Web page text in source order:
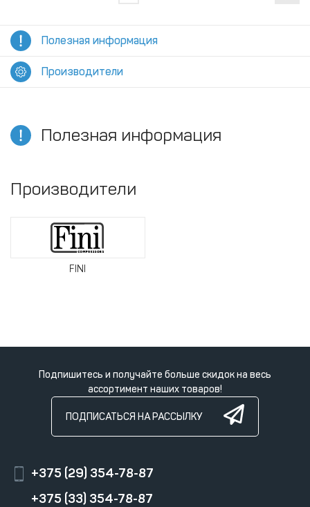
Полезная информация
Производители
Полезная информация
Производители
FINI
Подпишитесь и получайте больше скидок на весь
ассортимент наших товаров!
ПОДПИСАТЬСЯ НА РАССЫЛКУ
+375 (29) 354-78-87
+375 (33) 354-78-87